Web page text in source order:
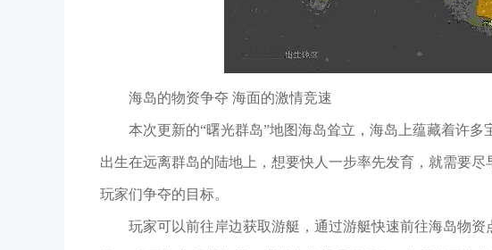
海岛的物资争夺 海面的激情竞速
本次更新的“曙光群岛”地图海岛耸立，海岛上蕴藏着许
出生在远离群岛的陆地上，想要快人一步率先发育，就需要
玩家们争夺的目标。
玩家可以前往岸边获取游艇，通过游艇快速前往海岛物